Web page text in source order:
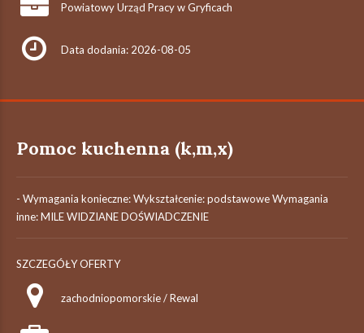
Powiatowy Urząd Pracy w Gryficach
Data dodania: 2026-08-05
Pomoc kuchenna (k,m,x)
- Wymagania konieczne: Wykształcenie: podstawowe Wymagania
inne: MILE WIDZIANE DOŚWIADCZENIE
SZCZEGÓŁY OFERTY
zachodniopomorskie / Rewal